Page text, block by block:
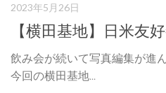
2023年5月26日
【横田基地】日米友
飲み会が続いて写真編集が進
今回の横田基地...